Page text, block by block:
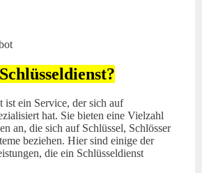
Schlüsseldienst?
ist ein Service, der sich auf
hat. Sie bieten eine Vielzahl
an, die sich auf Schlüssel, Schlösser
beziehen. Hier sind einige der
die ein Schlüsseldienst